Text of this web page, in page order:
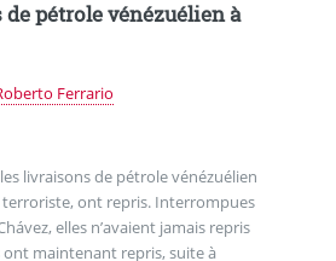
pétrole vénézuélien à
Ferrario
livraisons de pétrole vénézuélien
terroriste, ont repris. Interrompues
elles n’avaient jamais repris
ont maintenant repris, suite à